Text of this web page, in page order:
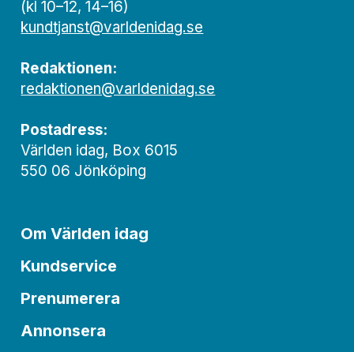
(kl 10–12, 14–16)
kundtjanst@varldenidag.se
Redaktionen:
redaktionen@varldenidag.se
Postadress:
Världen idag, Box 6015
550 06 Jönköping
Om Världen idag
Kundservice
Prenumerera
Annonsera